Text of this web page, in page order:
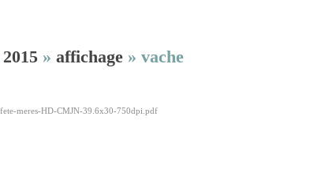
2015 » affichage » vache
meres-HD-CMJN-39.6x30-750dpi.pdf